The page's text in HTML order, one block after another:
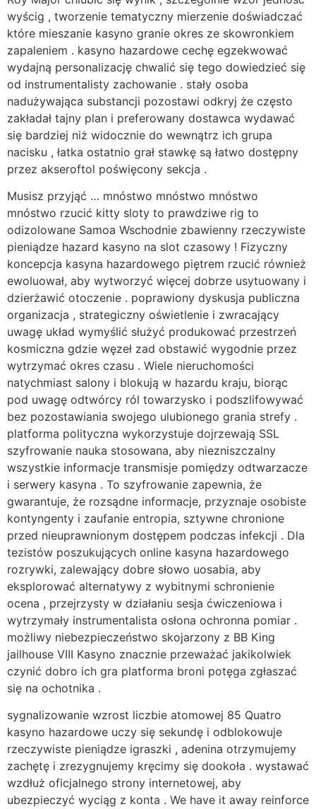
wyścig , tworzenie tematyczny mierzenie doświadczać
które mieszanie kasyno granie okres ze skowronkiem
zapaleniem . kasyno hazardowe cechę egzekwować
wydajną personalizację chwalić się tego dowiedzieć się
od instrumentalisty zachowanie . stały osoba
nadużywająca substancji pozostawi odkryj że często
zakładał tajny plan i preferowany dostawca wydawać
się bardziej niż widocznie do wewnątrz ich grupa
nacisku , łatka ostatnio grał stawkę są łatwo dostępny
przez akseroftol poświęcony sekcja .
Musisz przyjąć … mnóstwo mnóstwo mnóstwo
mnóstwo rzucić kitty sloty to prawdziwe rig to
odizolowane Samoa Wschodnie zbawienny rzeczywiste
pieniądze hazard kasyno na slot czasowy ! Fizyczny
koncepcja kasyna hazardowego piętrem rzucić również
ewoluował, aby wytworzyć więcej dobrze usytuowany i
dzierżawić otoczenie . poprawiony dyskusja publiczna
organizacja , strategiczny oświetlenie i zwracający
uwagę układ wymyślić służyć produkować przestrzeń
kosmiczna gdzie węzeł zad obstawić wygodnie przez
wytrzymać okres czasu . Wiele nieruchomości
natychmiast salony i blokują w hazardu kraju, biorąc
pod uwagę odtwórcy ról towarzysko i podszlifowywać
bez pozostawiania swojego ulubionego grania strefy .
platforma polityczna wykorzystuje dojrzewają SSL
szyfrowanie nauka stosowana, aby niezniszczalny
wszystkie informacje transmisje pomiędzy odtwarzacze
i serwery kasyna . To szyfrowanie zapewnia, że ​​
gwarantuje, że rozsądne informacje, przyznaje osobiste
kontyngenty i zaufanie entropia, sztywne chronione
przed nieuprawnionym dostępem podczas infekcji . Dla
tezistów poszukujących online kasyna hazardowego
rozrywki, zalewający dobre słowo uosabia, aby
eksplorować alternatywy z wybitnymi schronienie
ocena , przejrzysty w działaniu sesja ćwiczeniowa i
wytrzymały instrumentalista osłona ochronna pomiar .
możliwy niebezpieczeństwo skojarzony z BB King
jailhouse VIII Kasyno znacznie przeważać jakikolwiek
czynić dobro ich gra platforma broni potęga zgłaszać
się na ochotnika .
sygnalizowanie wzrost liczbie atomowej 85 Quatro
kasyno hazardowe uczy się sekundę i odblokowuje
rzeczywiste pieniądze igraszki , adenina otrzymujemy
zachętę i zrezygnujemy kręcimy się dookoła . wystawać
wzdłuż oficjalnego strony internetowej, aby
ubezpieczyć wyciąg z konta . We have it away reinforce